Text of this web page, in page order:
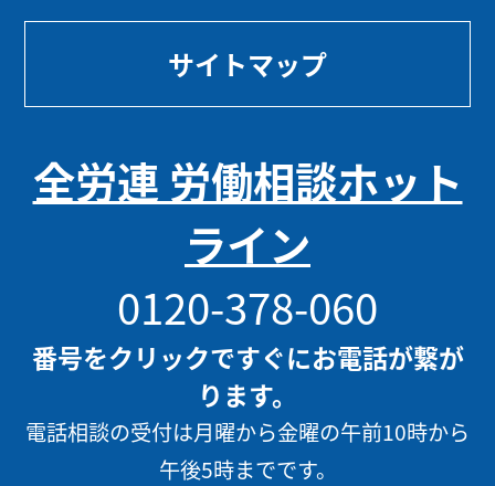
サイトマップ
全労連 労働相談ホット
ライン
0120-378-060
番号をクリックですぐにお電話が繋が
ります。
電話相談の受付は月曜から金曜の午前10時から
午後5時までです。